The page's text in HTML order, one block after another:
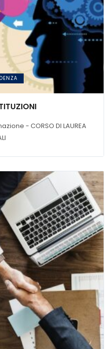
- CORSO DI LAUREA